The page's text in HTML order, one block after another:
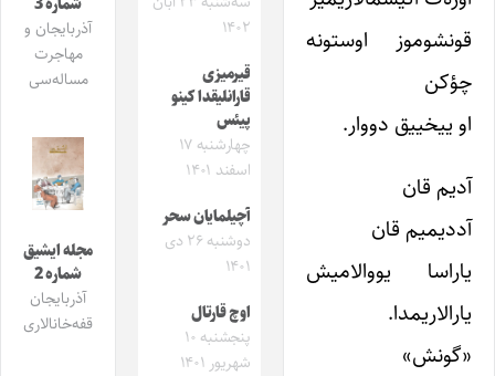
قونشوموز اوستونه
چؤکن
او ییخییق دووار.
آدیم قان
آددیمیم ‌قان
یاراسا یووالامیش
یارالاریمدا.
«گونش»
۱۴۰۲
قیرمیزی
قارانلیقدا کینو
پیئس
چهارشنبه ۱۷
اسفند ۱۴۰۱
آچیلمایان سحر
دوشنبه ۲۶ دی
۱۴۰۱
اوچ قارتال
پنجشنبه ۱۰
شهریور ۱۴۰۱
آذربایجان و
مهاجرت
مساله‌سی
مجله ایشیق
شماره 2
آذربایجان
قفه‌خانالاری